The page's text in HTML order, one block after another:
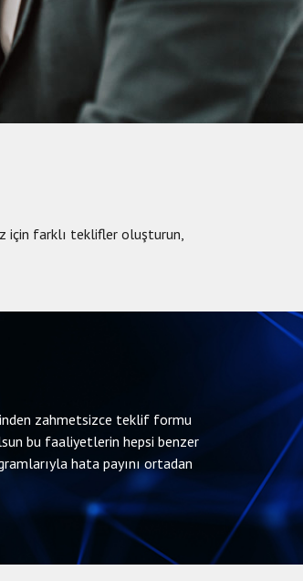
için farklı teklifler oluşturun,
zahmetsizce teklif formu
bu faaliyetlerin hepsi benzer
hata payını ortadan